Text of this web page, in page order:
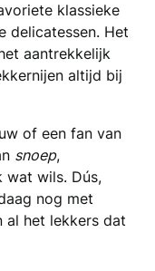
klassieke
delicatessen. Het
aantrekkelijk
altijd bij
of een fan van
snoep,
wils. Dús,
nog met
al het lekkers dat